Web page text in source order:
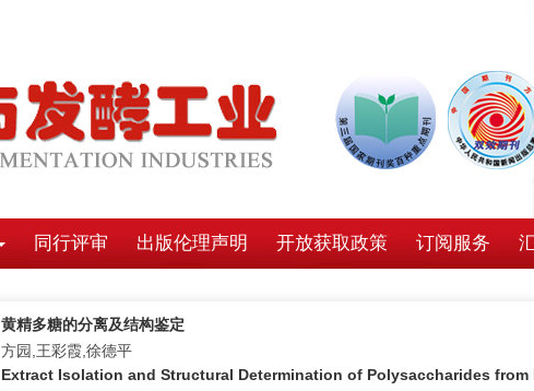
同行评审 出版伦理声明 开放获取政策 订阅服务
黄精多糖的分离及结构鉴定
方园,王彩霞,徐德平
Extract Isolation and Structural Determination of Polysaccharides